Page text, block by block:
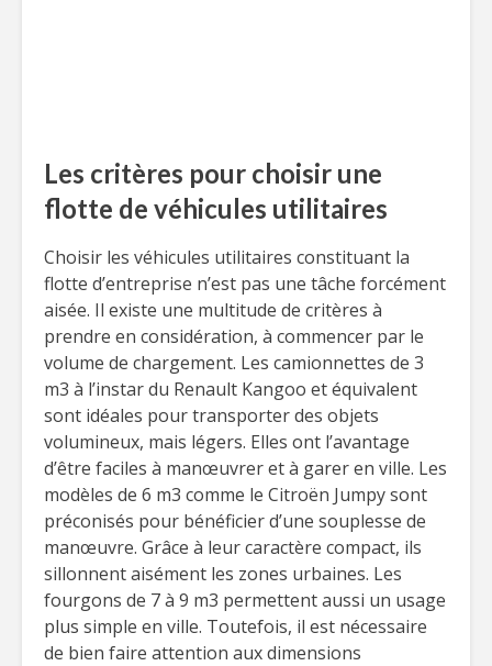
Les critères pour choisir une
flotte de véhicules utilitaires
Choisir les véhicules utilitaires constituant la
flotte d’entreprise n’est pas une tâche forcément
aisée. Il existe une multitude de critères à
prendre en considération, à commencer par le
volume de chargement. Les camionnettes de 3
m3 à l’instar du Renault Kangoo et équivalent
sont idéales pour transporter des objets
volumineux, mais légers. Elles ont l’avantage
d’être faciles à manœuvrer et à garer en ville. Les
modèles de 6 m3 comme le Citroën Jumpy sont
préconisés pour bénéficier d’une souplesse de
manœuvre. Grâce à leur caractère compact, ils
sillonnent aisément les zones urbaines. Les
fourgons de 7 à 9 m3 permettent aussi un usage
plus simple en ville. Toutefois, il est nécessaire
de bien faire attention aux dimensions